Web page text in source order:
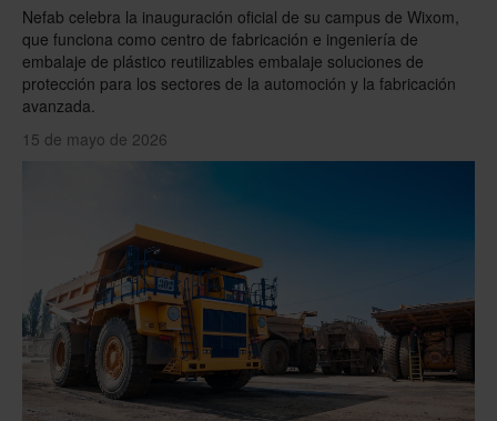
Nefab celebra la inauguración oficial de su campus de Wixom,
que funciona como centro de fabricación e ingeniería de
embalaje de plástico reutilizables embalaje soluciones de
protección para los sectores de la automoción y la fabricación
avanzada.
15 de mayo de 2026